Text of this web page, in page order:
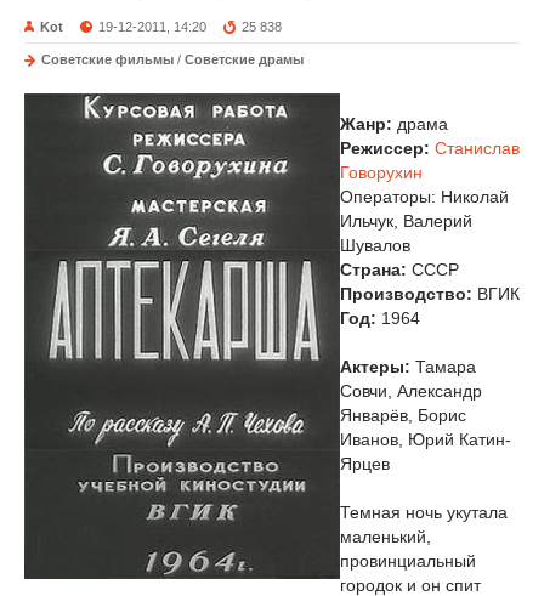
Kot 19-12-2011, 14:20 25 838
Советские фильмы / Советские драмы
Жанр: драма
Режиссер: Станислав
Говорухин
Операторы: Николай
Ильчук, Валерий
Шувалов
Страна: СССР
Производство: ВГИК
Год: 1964
Актеры: Тамара
Совчи, Александр
Январёв, Борис
Иванов, Юрий Катин-
Ярцев
Темная ночь укутала
маленький,
провинциальный
городок и он спит